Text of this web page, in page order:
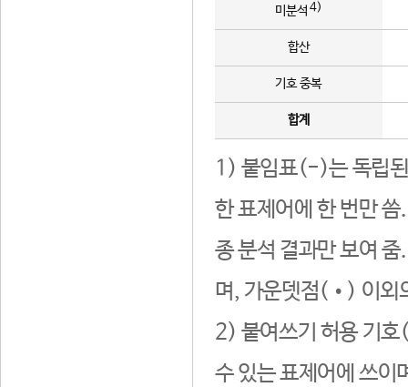
미분석 4)
합산
기호 중복
합계
1) 붙임표(-)는 독립된
한 표제어에 한 번만
종 분석 결과만 보여
며, 가운뎃점(•) 이외
2) 붙여쓰기 허용 기호
수 있는 표제어에 쓰이